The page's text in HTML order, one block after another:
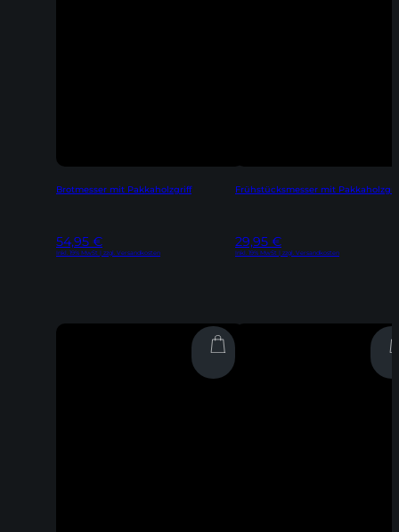
Brotmesser mit Pakkaholzgriff
54,95 €
Inkl. 19% MwSt | zzgl. Versandkosten
Frühstücksmesser mit
29,95 €
Inkl. 19% MwSt | zzgl. Versandkosten